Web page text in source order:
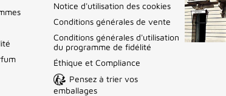
Notice d'utilisation des cookies
Conditions générales de vente
Conditions générales d'utilisation
du programme de fidélité
Éthique et Compliance
Pensez à trier vos
emballages